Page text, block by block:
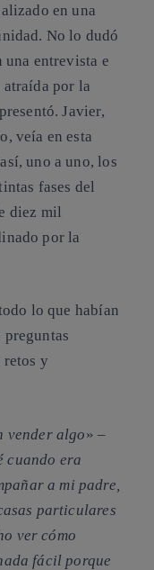
en una
No lo dudó
entrevista e
por la
Javier,
veía en esta
uno a uno, los
fases del
diez mil
por la
lo que habían
preguntas
retos y
vender algo» –
cuando era
a mi padre,
particulares
ver cómo
fácil porque